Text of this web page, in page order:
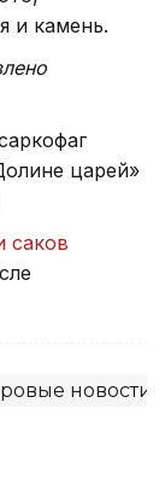
и камень.
царей»
саков
новости